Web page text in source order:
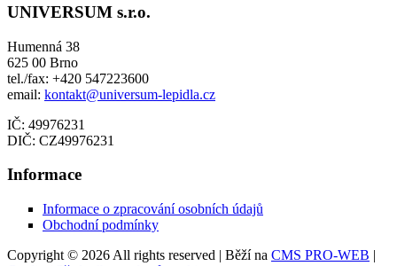
UNIVERSUM s.r.o.
Humenná 38
625 00 Brno
tel./fax: +420 547223600
email: kontakt@universum-lepidla.cz
IČ: 49976231
DIČ: CZ49976231
Informace
Informace o zpracování osobních údajů
Obchodní podmínky
Copyright © 2026 All rights reserved | Běží na CMS PRO-WEB |